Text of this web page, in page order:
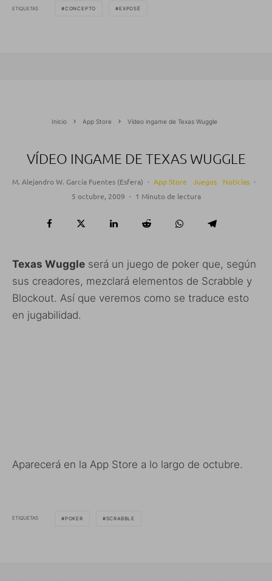
ETIQUETAS CONCEPTO EXPOSÉ
Inicio App Store Vídeo ingame de Texas Wuggle
VÍDEO INGAME DE TEXAS WUGGLE
M. Alejandro W. García Fuentes (Esfera) · App Store Juegos Noticias ·
5 octubre, 2009 · 1 Minuto de lectura
Texas Wuggle será un juego de poker que, según
sus creadores, mezclará elementos de Scrabble y
Blockout. Así que veremos como se traduce esto
en jugabilidad.
Aparecerá en la App Store a lo largo de octubre.
ETIQUETAS POKER SCRABBLE